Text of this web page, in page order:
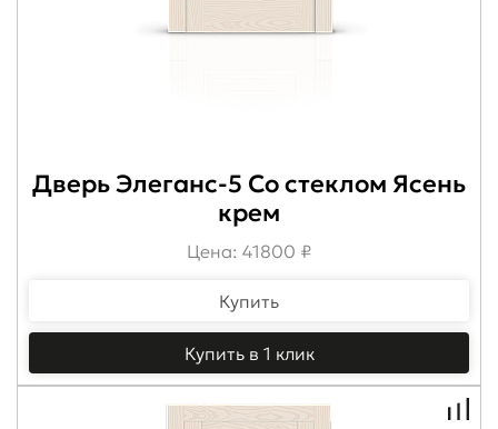
Дверь Элеганс-5 Со стеклом Ясень
крем
Цена: 41800 ₽
Купить
Купить в 1 клик